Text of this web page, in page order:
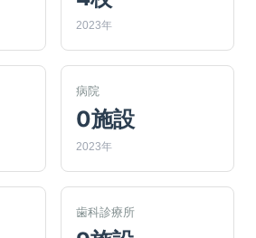
2023年
病院
0施設
2023年
歯科診療所